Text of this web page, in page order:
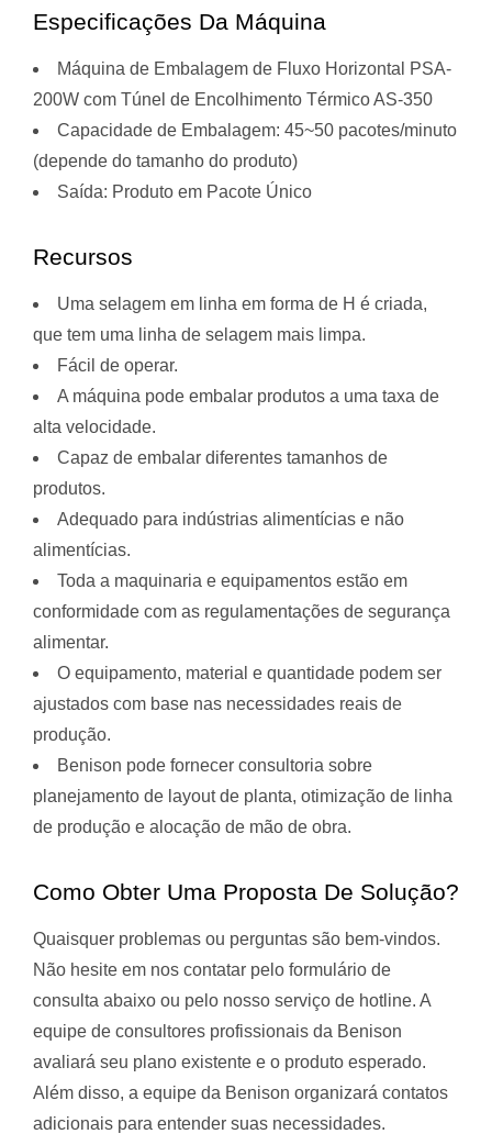
Especificações Da Máquina
Máquina de Embalagem de Fluxo Horizontal PSA-
200W com Túnel de Encolhimento Térmico AS-350
Capacidade de Embalagem: 45~50 pacotes/minuto
(depende do tamanho do produto)
Saída: Produto em Pacote Único
Recursos
Uma selagem em linha em forma de H é criada,
que tem uma linha de selagem mais limpa.
Fácil de operar.
A máquina pode embalar produtos a uma taxa de
alta velocidade.
Capaz de embalar diferentes tamanhos de
produtos.
Adequado para indústrias alimentícias e não
alimentícias.
Toda a maquinaria e equipamentos estão em
conformidade com as regulamentações de segurança
alimentar.
O equipamento, material e quantidade podem ser
ajustados com base nas necessidades reais de
produção.
Benison pode fornecer consultoria sobre
planejamento de layout de planta, otimização de linha
de produção e alocação de mão de obra.
Como Obter Uma Proposta De Solução?
Quaisquer problemas ou perguntas são bem-vindos.
Não hesite em nos contatar pelo formulário de
consulta abaixo ou pelo nosso serviço de hotline. A
equipe de consultores profissionais da Benison
avaliará seu plano existente e o produto esperado.
Além disso, a equipe da Benison organizará contatos
adicionais para entender suas necessidades.